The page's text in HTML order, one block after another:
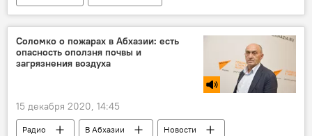
Соломко о пожарах в Абхазии: есть
опасность оползня почвы и
загрязнения воздуха
15 декабря 2020, 14:45
Радио В Абхазии Новости